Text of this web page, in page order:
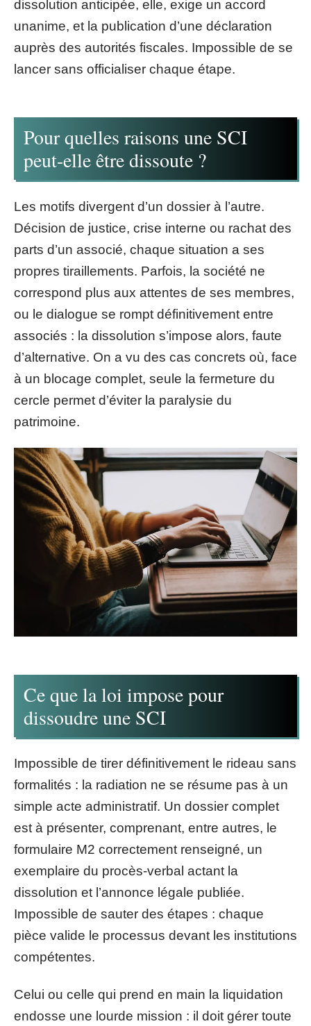
dissolution anticipée, elle, exige un accord
unanime, et la publication d’une déclaration
auprès des autorités fiscales. Impossible de se
lancer sans officialiser chaque étape.
Pour quelles raisons une SCI
peut-elle être dissoute ?
Les motifs divergent d’un dossier à l’autre.
Décision de justice, crise interne ou rachat des
parts d’un associé, chaque situation a ses
propres tiraillements. Parfois, la société ne
correspond plus aux attentes de ses membres,
ou le dialogue se rompt définitivement entre
associés : la dissolution s’impose alors, faute
d’alternative. On a vu des cas concrets où, face
à un blocage complet, seule la fermeture du
cercle permet d’éviter la paralysie du
patrimoine.
Ce que la loi impose pour
dissoudre une SCI
Impossible de tirer définitivement le rideau sans
formalités : la radiation ne se résume pas à un
simple acte administratif. Un dossier complet
est à présenter, comprenant, entre autres, le
formulaire M2 correctement renseigné, un
exemplaire du procès-verbal actant la
dissolution et l’annonce légale publiée.
Impossible de sauter des étapes : chaque
pièce valide le processus devant les institutions
compétentes.
Celui ou celle qui prend en main la liquidation
endosse une lourde mission : il doit gérer toute